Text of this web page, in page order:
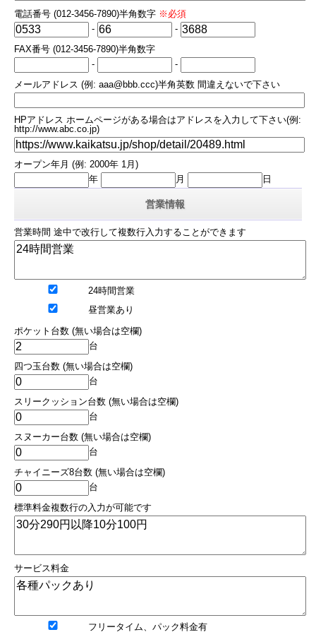
電話番号 (012-3456-7890)半角数字 ※必須
-
-
FAX番号 (012-3456-7890)半角数字
-
-
メールアドレス (例: aaa@bbb.ccc)半角英数 間違えないで下さい
HPアドレス ホームページがある場合はアドレスを入力して下さい(例:
http://www.abc.co.jp)
オープン年月 (例: 2000年 1月)
年
月 日
営業情報
営業時間 途中で改行して複数行入力することができます
24時間営業
昼営業あり
ポケット台数 (無い場合は空欄)
台
四つ玉台数 (無い場合は空欄)
台
スリークッション台数 (無い場合は空欄)
台
スヌーカー台数 (無い場合は空欄)
台
チャイニーズ8台数 (無い場合は空欄)
台
標準料金複数行の入力が可能です
サービス料金
フリータイム、パック料金有